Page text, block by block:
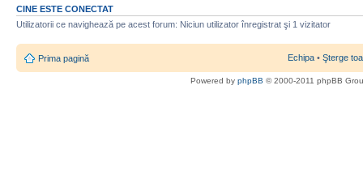
CINE ESTE CONECTAT
Utilizatorii ce navighează pe acest forum: Niciun utilizator înregistrat şi 1 vizitator
Prima pagină Echipa • Şterge
Powered by phpBB © 2000-2011 phpBB